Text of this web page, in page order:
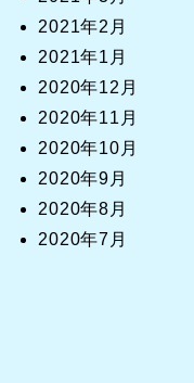
2021年2月
2021年1月
2020年12月
2020年11月
2020年10月
2020年9月
2020年8月
2020年7月